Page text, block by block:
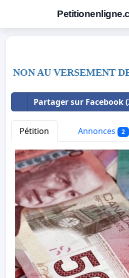
NON AU VERSEMENT
Partager sur Facebook
Pétition Annonces 2